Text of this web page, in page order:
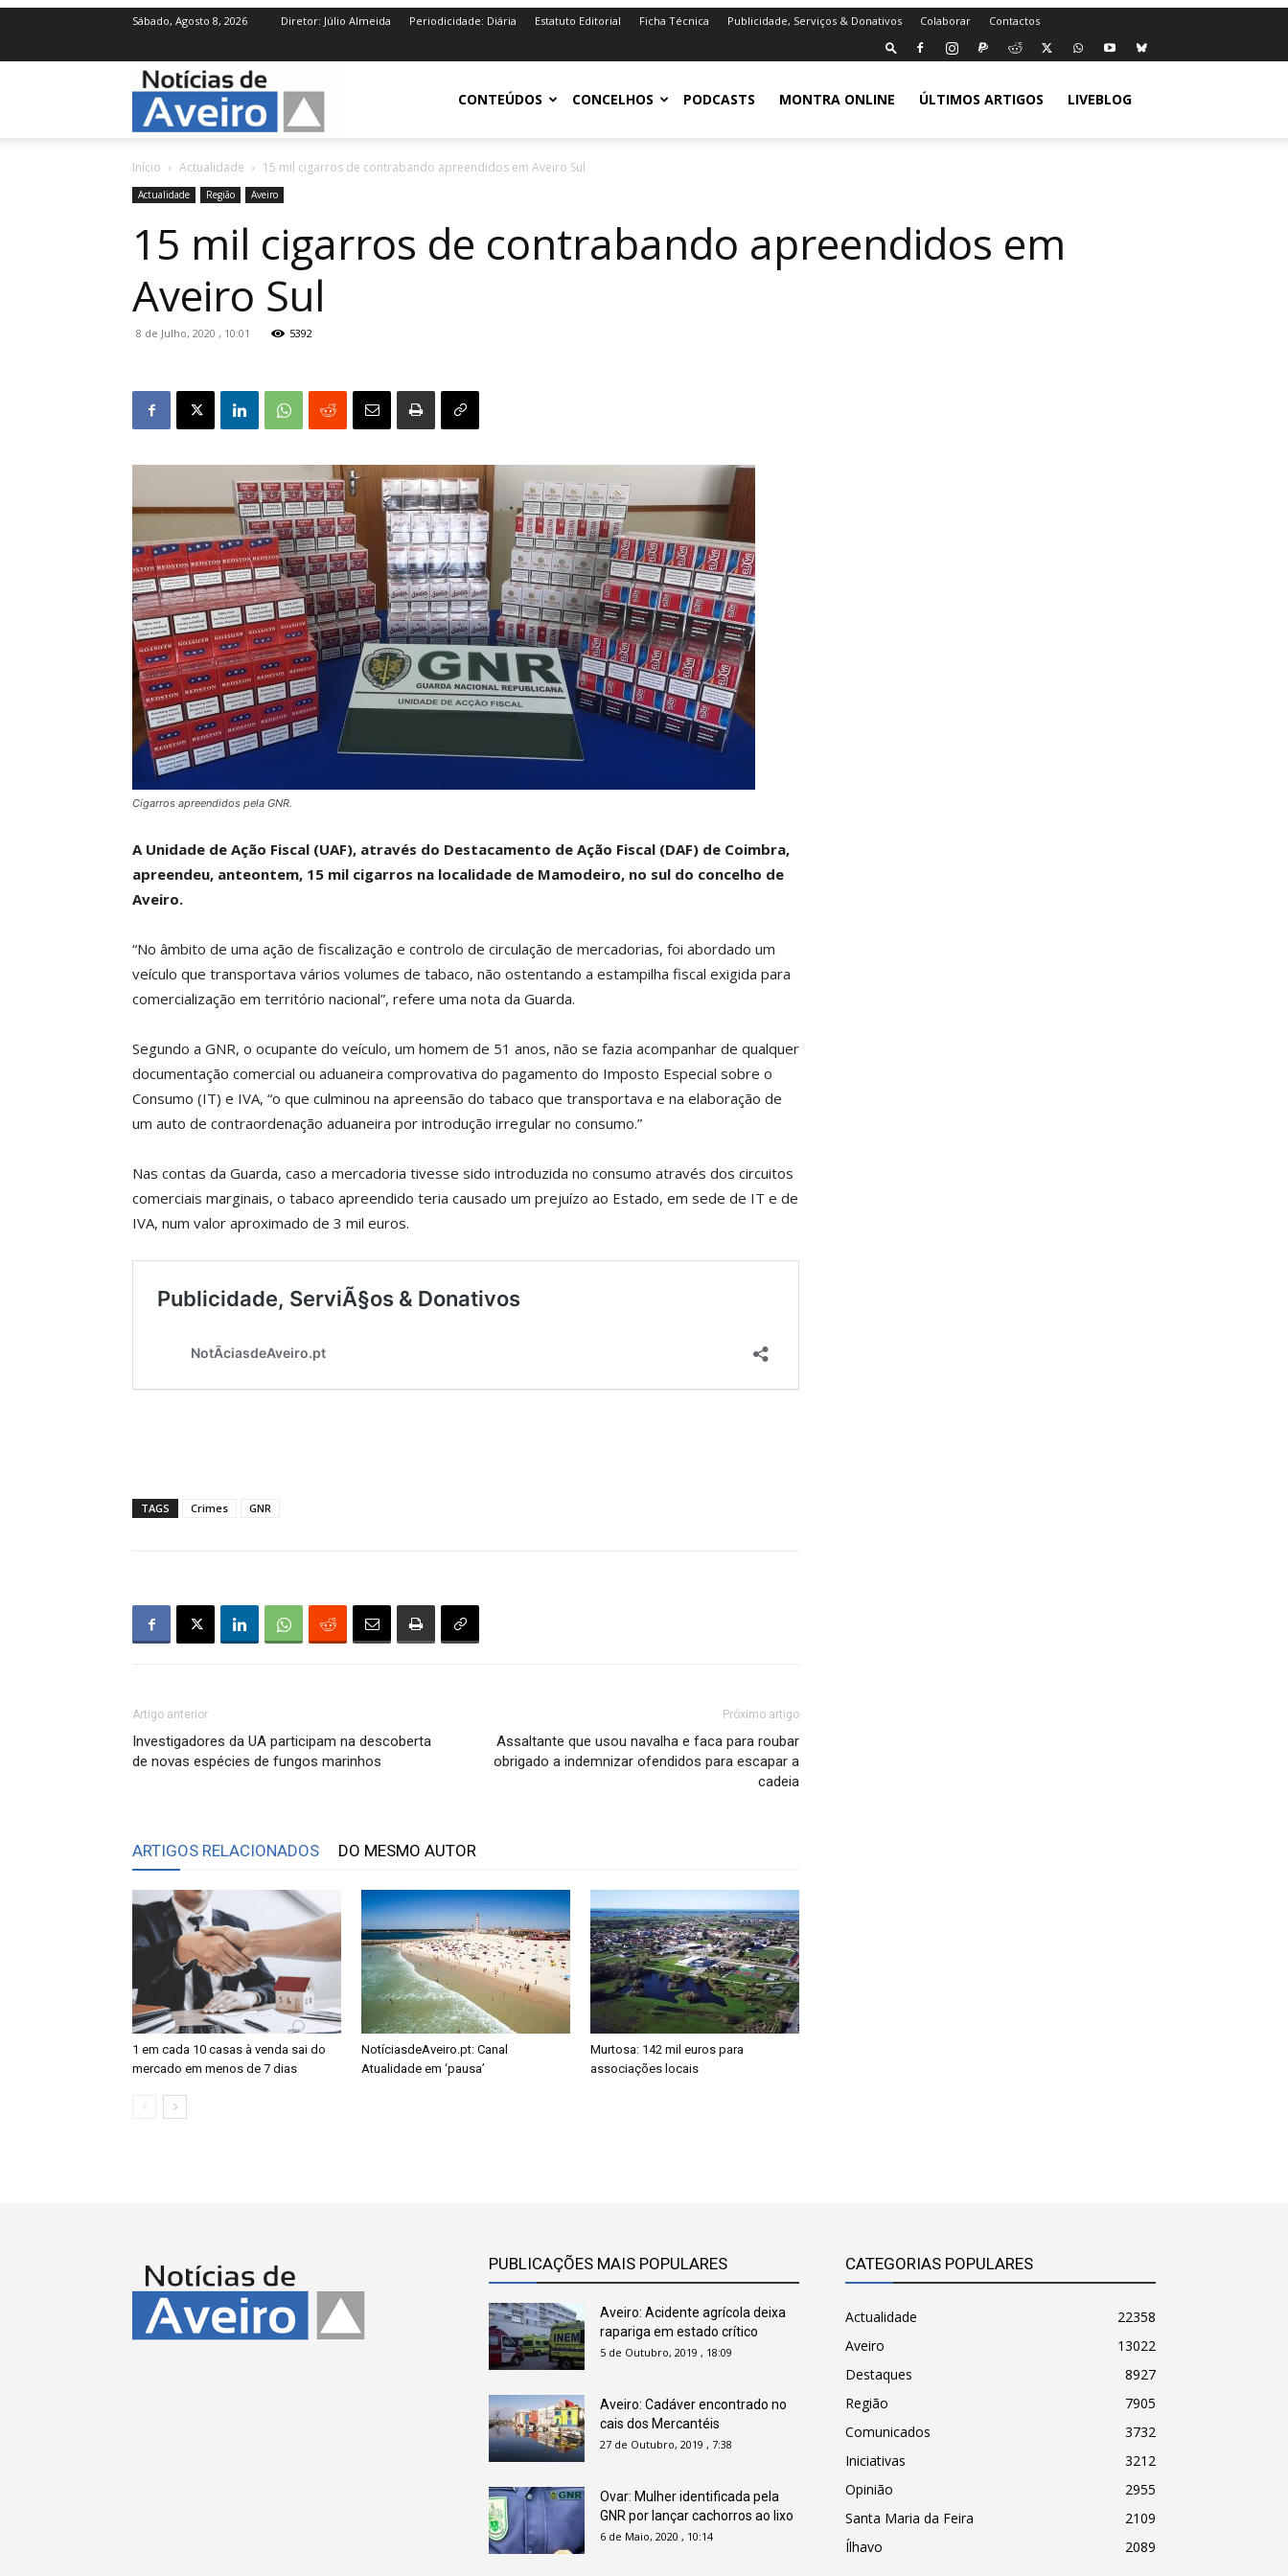
Sábado, Agosto 8, 2026 Diretor: Júlio Almeida Periodicidade: Diária Estatuto Editorial Ficha Técnica Publicidade, Serviços & Donativos Colaborar Contactos
NotíciasdeAveiro.ptCONTEÚDOS CONCELHOS PODCASTS MONTRA ONLINE ÚLTIMOS ARTIGOS LIVEBLOG
Início Actualidade 15 mil cigarros de contrabando apreendidos em Aveiro Sul
Actualidade Região Aveiro
15 mil cigarros de contrabando apreendidos em
Aveiro Sul
8 de Julho, 2020 , 10:01 5392
Cigarros apreendidos pela GNR.
A Unidade de Ação Fiscal (UAF), através do Destacamento de Ação Fiscal (DAF) de Coimbra,
apreendeu, anteontem, 15 mil cigarros na localidade de Mamodeiro, no sul do concelho de
Aveiro.
“No âmbito de uma ação de fiscalização e controlo de circulação de mercadorias, foi abordado um
veículo que transportava vários volumes de tabaco, não ostentando a estampilha fiscal exigida para
comercialização em território nacional”, refere uma nota da Guarda.
Segundo a GNR, o ocupante do veículo, um homem de 51 anos, não se fazia acompanhar de qualquer
documentação comercial ou aduaneira comprovativa do pagamento do Imposto Especial sobre o
Consumo (IT) e IVA, “o que culminou na apreensão do tabaco que transportava e na elaboração de
um auto de contraordenação aduaneira por introdução irregular no consumo.”
Nas contas da Guarda, caso a mercadoria tivesse sido introduzida no consumo através dos circuitos
comerciais marginais, o tabaco apreendido teria causado um prejuízo ao Estado, em sede de IT e de
IVA, num valor aproximado de 3 mil euros.
TAGS Crimes GNR
Artigo anterior
Investigadores da UA participam na descoberta
de novas espécies de fungos marinhos
Próximo artigo
Assaltante que usou navalha e faca para roubar
obrigado a indemnizar ofendidos para escapar a
cadeia
ARTIGOS RELACIONADOS DO MESMO AUTOR
1 em cada 10 casas à venda sai do
mercado em menos de 7 dias
NotíciasdeAveiro.pt: Canal
Atualidade em ‘pausa’
Murtosa: 142 mil euros para
associações locais
PUBLICAÇÕES MAIS POPULARES
Aveiro: Acidente agrícola deixa
rapariga em estado crítico
5 de Outubro, 2019 , 18:09
Aveiro: Cadáver encontrado no
cais dos Mercantéis
27 de Outubro, 2019 , 7:38
Ovar: Mulher identificada pela
GNR por lançar cachorros ao lixo
6 de Maio, 2020 , 10:14
CATEGORIAS POPULARES
Actualidade
22358
Aveiro
13022
Destaques
8927
Região
7905
Comunicados
3732
Iniciativas
3212
Opinião
2955
Santa Maria da Feira
2109
Ílhavo
2089